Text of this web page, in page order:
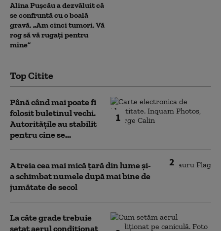
Alina Pușcău a dezvăluit că
se confruntă cu o boală
gravă. „Am cinci tumori. Vă
rog să vă rugați pentru
mine”
Top Citite
1
Până când mai poate fi
folosit buletinul vechi.
Autoritățile au stabilit
pentru cine se...
2
A treia cea mai mică țară din lume și-
a schimbat numele după mai bine de
jumătate de secol
La câte grade trebuie
setat aerul condiționat